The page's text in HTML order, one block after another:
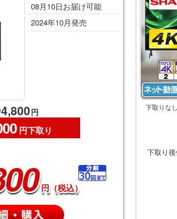
08月10日お届け可能
2024年10月発売
円
円下取り
円（税込）
下取りな
下取り